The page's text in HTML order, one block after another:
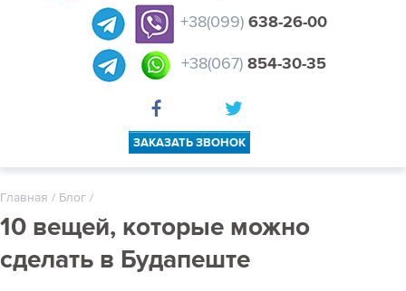
+38(099) 638-26-00
+38(067) 854-30-35
ЗАКАЗАТЬ ЗВОНОК
Главная / Блог /
10 вещей, которые можно
сделать в Будапеште